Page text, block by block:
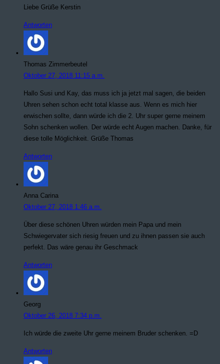
Liebe Grüße Kerstin
Antworten
Thomas Zimmerbeutel
Oktober 27, 2018 11:15 a.m.
Hallo Susi und Kay, das muss ich ja jetzt mal sagen, die beiden
Uhren sehen schon echt total klasse aus. Wenn es mich hier
erwischen sollte, dann würde ich die 2. Uhr super gerne meinem
Sohn schenken wollen. Der würde echt Augen machen. Danke, für
diese tolle Möglichkeit. Grüße Thomas
Antworten
Anna Carina
Oktober 27, 2018 1:46 a.m.
Über diese schönen Uhren würden mein Papa und mein
Schwiegervater sich riesig freuen und zu ihnen passen sie auch
perfekt. Das wäre genau ihr Geschmack
Antworten
Georg
Oktober 26, 2018 7:34 p.m.
Ich würde die zweite Uhr gerne meinem Bruder schenken. =D
Antworten